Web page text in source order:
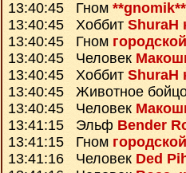
13:40:45 Гном
13:40:45 Хоббит ShuraH
13:40:45 Гном
13:40:45 Человек
13:40:45 Хоббит ShuraH
13:40:45 Животное
13:40:45 Человек
13:41:15 Эльф Bender
13:41:15 Гном
13:41:16 Человек Ded